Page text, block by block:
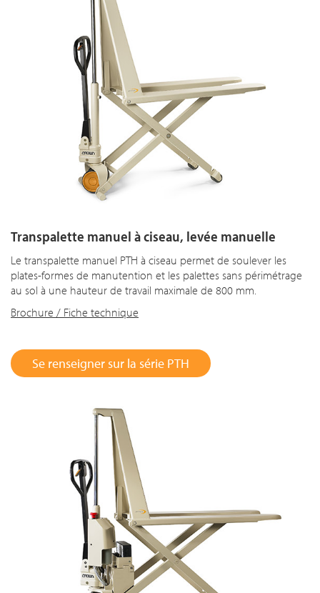
Transpalette manuel à ciseau, levée manuelle
Le transpalette manuel PTH à ciseau permet de soulever les
plates-formes de manutention et les palettes sans périmétrage
au sol à une hauteur de travail maximale de 800 mm.
Brochure / Fiche technique
Se renseigner sur la série PTH